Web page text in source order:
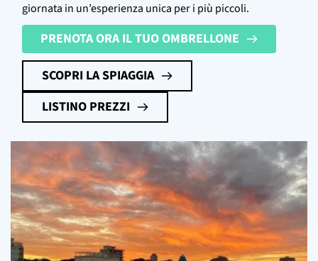
giornata in un’esperienza unica per i più piccoli.
PRENOTA ORA IL TUO OMBRELLONE
SCOPRI LA SPIAGGIA
LISTINO PREZZI